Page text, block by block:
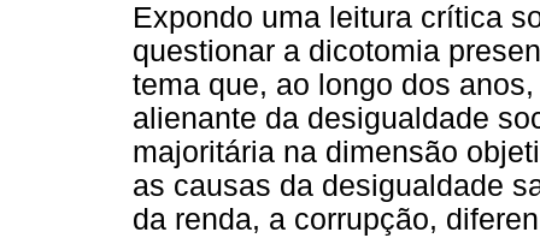
Expondo uma leitura crítica
questionar a dicotomia
tema que, ao longo dos
alienante da desigualdade
majoritária na dimensão
as causas da desigualdade
da renda, a corrupção,